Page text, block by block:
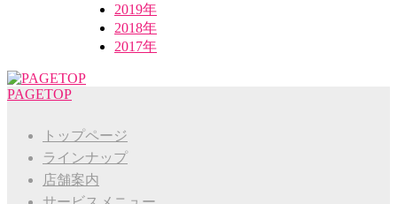
2019年
2018年
2017年
PAGETOP
トップページ
ラインナップ
店舗案内